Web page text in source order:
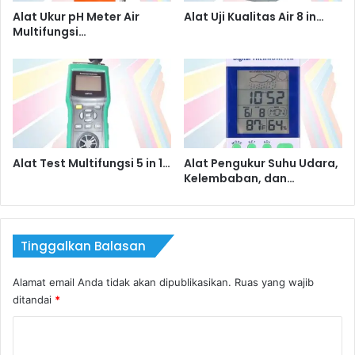
Alat Ukur pH Meter Air
Multifungsi…
Alat Uji Kualitas Air 8 in…
Alat Test Multifungsi 5 in 1…
Alat Pengukur Suhu Udara,
Kelembaban, dan…
Tinggalkan Balasan
Alamat email Anda tidak akan dipublikasikan. Ruas yang wajib
ditandai *